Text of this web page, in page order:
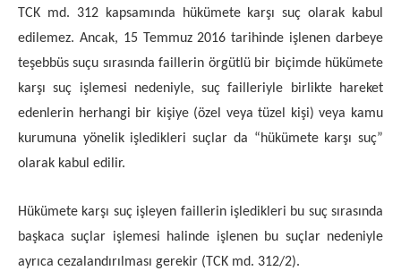
TCK md. 312 kapsamında hükümete karşı suç olarak kabul
edilemez. Ancak, 15 Temmuz 2016 tarihinde işlenen darbeye
teşebbüs suçu sırasında faillerin örgütlü bir biçimde hükümete
karşı suç işlemesi nedeniyle, suç failleriyle birlikte hareket
edenlerin herhangi bir kişiye (özel veya tüzel kişi) veya kamu
kurumuna yönelik işledikleri suçlar da “hükümete karşı suç”
olarak kabul edilir.
Hükümete karşı suç işleyen faillerin işledikleri bu suç sırasında
başkaca suçlar işlemesi halinde işlenen bu suçlar nedeniyle
ayrıca cezalandırılması gerekir (TCK md. 312/2).